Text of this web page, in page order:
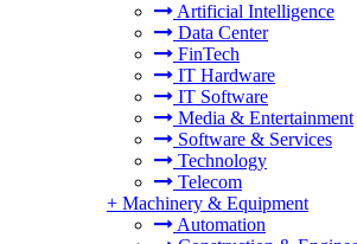
Artificial Intelligence
Data Center
FinTech
IT Hardware
IT Software
Media & Entertainment
Software & Services
Technology
Telecom
+ Machinery & Equipment
Automation